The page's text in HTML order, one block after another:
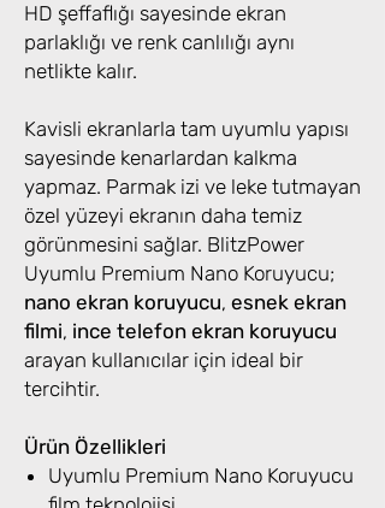
HD şeffaflığı sayesinde ekran
parlaklığı ve renk canlılığı aynı
netlikte kalır.
Kavisli ekranlarla tam uyumlu yapısı
sayesinde kenarlardan kalkma
yapmaz. Parmak izi ve leke tutmayan
özel yüzeyi ekranın daha temiz
görünmesini sağlar. BlitzPower
Uyumlu Premium Nano Koruyucu;
nano ekran koruyucu, esnek ekran
filmi, ince telefon ekran koruyucu
arayan kullanıcılar için ideal bir
tercihtir.
Ürün Özellikleri
Uyumlu Premium Nano Koruyucu